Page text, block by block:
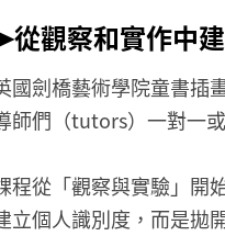
從觀察和實作中
國劍橋藝術學院童書插
師們（tutors）一對一
程從「觀察與實驗」開
立個人識別度，而是拋